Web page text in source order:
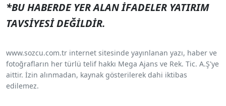
*BU HABERDE YER ALAN İFADELER YATIRIM
TAVSİYESİ DEĞİLDİR.
www.sozcu.com.tr internet sitesinde yayınlanan yazı, haber ve
fotoğrafların her türlü telif hakkı Mega Ajans ve Rek. Tic. A.Ş'ye
aittir. İzin alınmadan, kaynak gösterilerek dahi iktibas
edilemez.